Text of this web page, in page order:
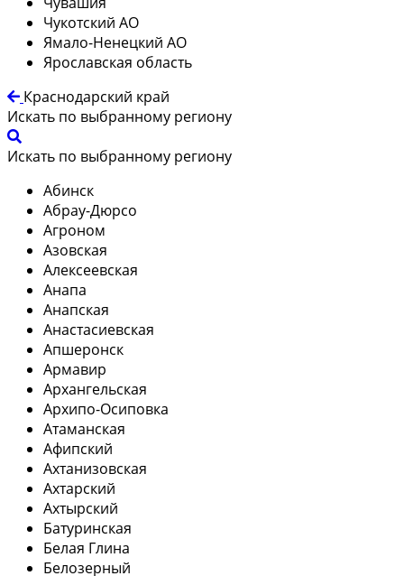
Чукотский АО
Ямало-Ненецкий АО
Ярославская область
Краснодарский край
Искать по выбранному региону
Искать по выбранному региону
Абинск
Абрау-Дюрсо
Агроном
Азовская
Алексеевская
Анапа
Анапская
Анастасиевская
Апшеронск
Армавир
Архангельская
Архипо-Осиповка
Атаманская
Афипский
Ахтанизовская
Ахтарский
Ахтырский
Батуринская
Белая Глина
Белозерный